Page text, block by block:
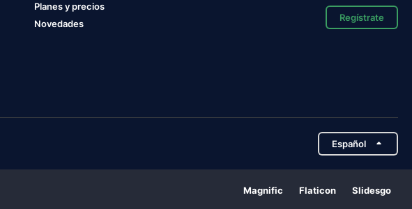
Planes y precios
Novedades
Regístrate
Español
Magnific Flaticon Slidesgo